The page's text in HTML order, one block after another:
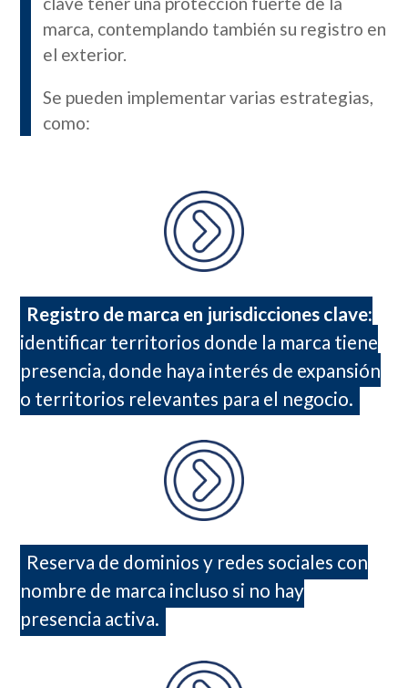
marca, contemplando también su registro en
el exterior.
Se pueden implementar varias estrategias,
como:
Registro de marca en jurisdicciones clave:
identificar territorios donde la marca tiene
presencia, donde haya interés de expansión
o territorios relevantes para el negocio.
Reserva de dominios y redes sociales con
nombre de marca incluso si no hay
presencia activa.